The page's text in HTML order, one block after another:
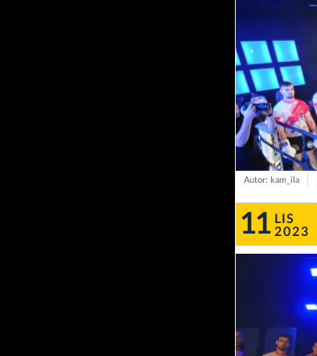
Autor: kam_ila
11 LIS
2023